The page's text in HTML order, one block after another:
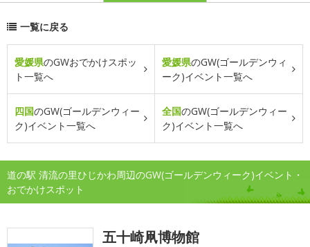
一覧に戻る
愛媛県のGWおでかけスポッ
ト一覧へ
愛媛県のGW(ゴールデンウィ
ーク)イベント一覧へ
四国のGW(ゴールデンウィー
ク)イベント一覧へ
全国のGW(ゴールデンウィー
ク)イベント一覧へ
道の駅 清流の里ひじかわ周辺のGW(ゴールデンウィーク)イベント・
おでかけスポット
五十崎凧博物館